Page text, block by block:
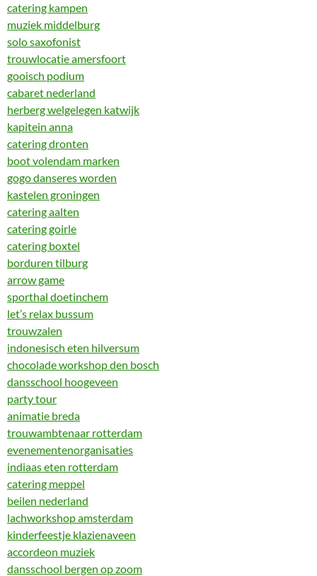
catering kampen
muziek middelburg
solo saxofonist
trouwlocatie amersfoort
gooisch podium
cabaret nederland
herberg welgelegen katwijk
kapitein anna
catering dronten
boot volendam marken
gogo danseres worden
kastelen groningen
catering aalten
catering goirle
catering boxtel
borduren tilburg
arrow game
sporthal doetinchem
let’s relax bussum
trouwzalen
indonesisch eten hilversum
chocolade workshop den bosch
dansschool hoogeveen
party tour
animatie breda
trouwambtenaar rotterdam
evenementenorganisaties
indiaas eten rotterdam
catering meppel
beilen nederland
lachworkshop amsterdam
kinderfeestje klazienaveen
accordeon muziek
dansschool bergen op zoom